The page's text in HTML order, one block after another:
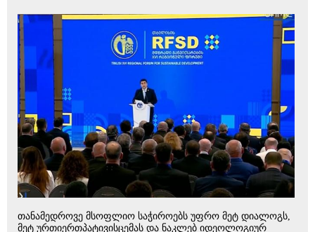
თანამედროვე მსოფლიო საჭიროებს უფრო მეტ დიალოგს,
მეტ ურთიერთპატივისცემას და ნაკლებ იდეოლოგიურ